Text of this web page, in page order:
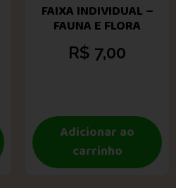
FAIXA INDIVIDUAL –
FAUNA E FLORA
R$ 7,00
Adicionar ao
carrinho